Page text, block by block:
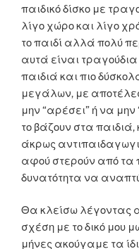
παιδικό δίσκο με
λίγο χώρο και λίγο
το παιδί αλλά πολύ
αυτά είναι
παιδιά και πιο
μεγάλων, με
μην “αρέσει” ή να μην
το βάζουν στα παιδιά,
άκρως
αφού στερούν από τα
δυνατότητα να
Θα κλείσω λέγοντας
σχέση με το δικό μου
μήνες ακούγαμε τα